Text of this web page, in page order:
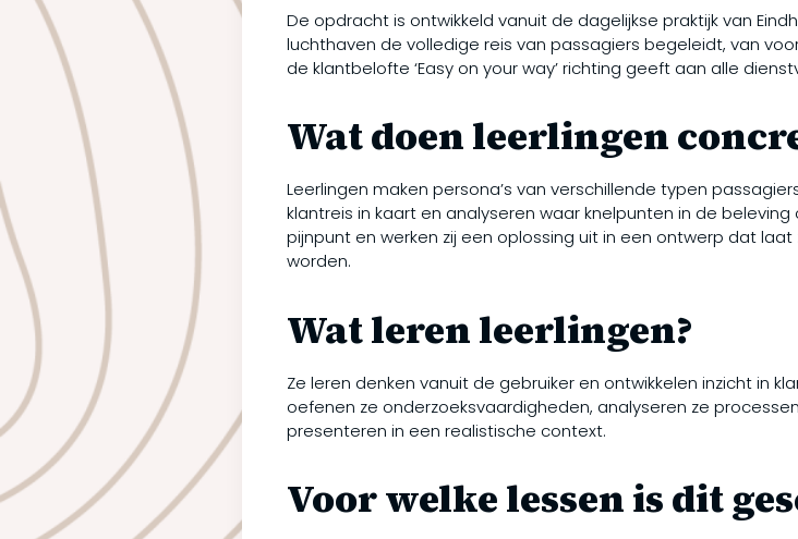
De opdracht is ontwikkeld vanuit de dagelijkse praktijk van
luchthaven de volledige reis van passagiers begeleidt, van
de klantbelofte ‘Easy on your way’ richting geeft aan alle
Wat doen leerlingen
Leerlingen maken persona’s van verschillende typen
klantreis in kaart en analyseren waar knelpunten in de
pijnpunt en werken zij een oplossing uit in een ontwerp dat
worden.
Wat leren leerlingen?
Ze leren denken vanuit de gebruiker en ontwikkelen inzicht in
oefenen ze onderzoeksvaardigheden, analyseren ze
presenteren in een realistische context.
Voor welke lessen is dit